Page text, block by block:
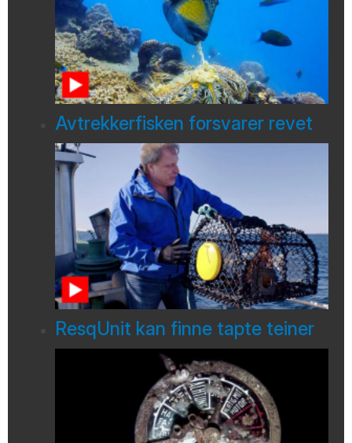
Avtrekkerfisken forsvarer revet
ResqUnit kan finne tapte teiner